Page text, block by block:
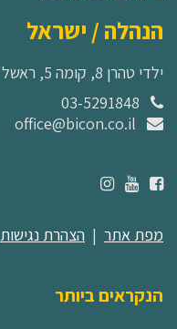
הנהלה / ישראל
ילדי טהרן 8, קומה 5, ראשל"צ
מפת אתר | הצהרת נגישות
הנקראים ביותר